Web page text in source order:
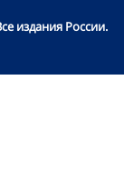
издания России.